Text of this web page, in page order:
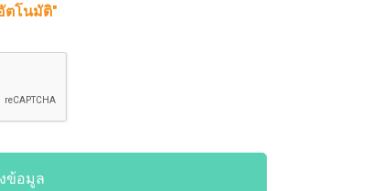
ตโนมัติ"
ข้อมูล